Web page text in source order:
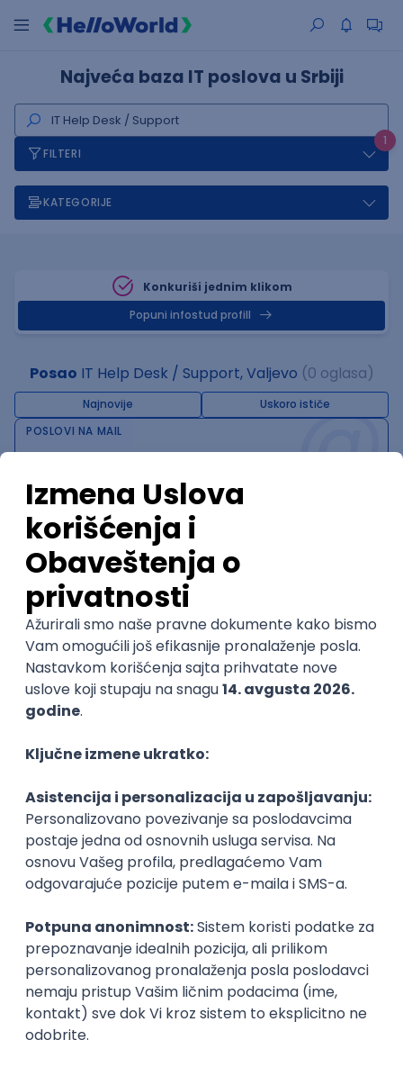
Najveća baza IT poslova u Srbiji
1
FILTERI
KATEGORIJE
Konkuriši jednim klikom
Popuni infostud profill
Posao IT Help Desk / Support, Valjevo (0 oglasa)
Najnovije Uskoro ističe@
POSLOVI NA MAIL
KATEGORIJA
TEHNOLOGIJA
SENIORITET
NAČIN RADA
Najnoviji poslovi svakog dana u tvom
inboxu
Prijavi se
Trenutno nema oglasa po traženim kriterijumima
OGLASI PO KRITERIJUMU IT Help Desk / Support
IT asistent
NR solutions d.o.o.
Beograd
18.08.2026.
60.000,00 RSD (net)
Junior
Istaknuti poslodavci